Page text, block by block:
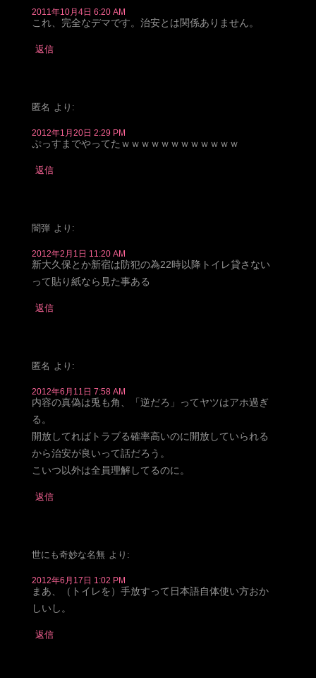
2011年10月4日 6:20 AM
これ、完全なデマです。治安とは関係ありません。
返信
匿名 より:
2012年1月20日 2:29 PM
ぷっすまでやってたｗｗｗｗｗｗｗｗｗｗｗｗ
返信
闇弾 より:
2012年2月1日 11:20 AM
新大久保とか新宿は防犯の為22時以降トイレ貸さない
って貼り紙なら見た事ある
返信
匿名 より:
2012年6月11日 7:58 AM
内容の真偽は兎も角、「逆だろ」ってヤツはアホ過ぎ
る。
開放してればトラブる確率高いのに開放していられる
から治安が良いって話だろう。
こいつ以外は全員理解してるのに。
返信
世にも奇妙な名無 より:
2012年6月17日 1:02 PM
まあ、（トイレを）手放すって日本語自体使い方おか
しいし。
返信